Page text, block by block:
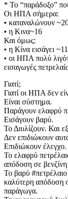
* Το “παράδοξο”
Οι ΗΠΑ σήμερα:
• καταναλώνουν
• η Κινα~16
Και όμως:
• η Κίνα εισάγει ~11
• οι ΗΠΑ πολύ
εισαγωγές
Γιατί;
Γιατί οι ΗΠΑ δεν
Είναι σύστημα.
Παράγουν ελαφρύ
Εισάγουν βαρύ.
Το Διυλίζουν. Και
Δεν επιδιώκουν
Επιδιώκουν έλεγχο.
Το ελαφρύ
απόδοση σε
Το βαρύ
καλύτερη απόδοση
παράγωγα.